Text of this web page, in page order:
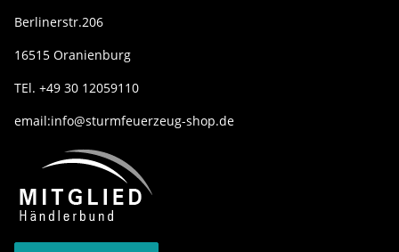
Berlinerstr.206
16515 Oranienburg
TEl. +49 30 12059110
email:info@sturmfeuerzeug-shop.de